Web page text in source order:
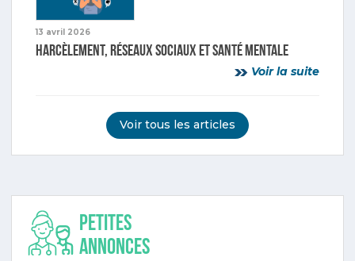
13 avril 2026
Harcèlement, réseaux sociaux et santé mentale
Voir la suite
Voir tous les articles
Petites
annonces